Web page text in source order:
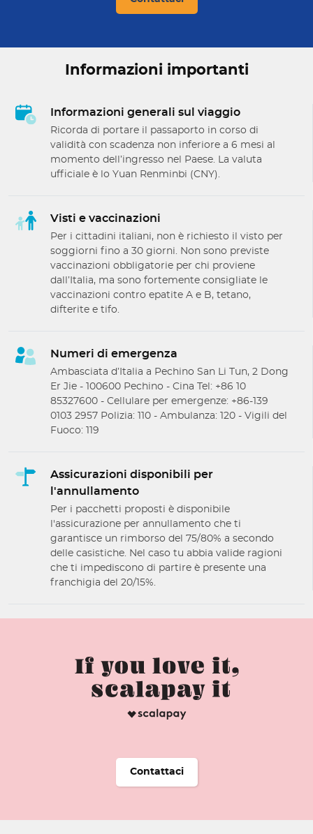
Informazioni importanti
Informazioni generali sul viaggio
Ricorda di portare il passaporto in corso di
validità con scadenza non inferiore a 6 mesi al
momento dell’ingresso nel Paese. La valuta
ufficiale è lo Yuan Renminbi (CNY).
Visti e vaccinazioni
Per i cittadini italiani, non è richiesto il visto per
soggiorni fino a 30 giorni. Non sono previste
vaccinazioni obbligatorie per chi proviene
dall’Italia, ma sono fortemente consigliate le
vaccinazioni contro epatite A e B, tetano,
difterite e tifo.
Numeri di emergenza
Ambasciata d’Italia a Pechino San Li Tun, 2 Dong
Er Jie - 100600 Pechino - Cina Tel: +86 10
85327600 - Cellulare per emergenze: +86-139
0103 2957 Polizia: 110 - Ambulanza: 120 - Vigili del
Fuoco: 119
Assicurazioni disponibili per
l'annullamento
Per i pacchetti proposti è disponibile
l'assicurazione per annullamento che ti
garantisce un rimborso del 75/80% a secondo
delle casistiche. Nel caso tu abbia valide ragioni
che ti impediscono di partire è presente una
franchigia del 20/15%.
Contattaci